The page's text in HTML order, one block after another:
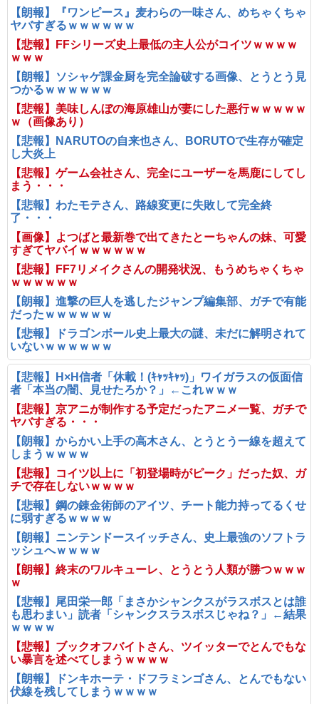
【朗報】『ワンピース』麦わらの一味さん、めちゃくちゃ
ヤバすぎるｗｗｗｗｗｗ
【悲報】FFシリーズ史上最低の主人公がコイツｗｗｗｗ
ｗｗｗ
【朗報】ソシャゲ課金厨を完全論破する画像、とうとう見
つかるｗｗｗｗｗｗ
【悲報】美味しんぼの海原雄山が妻にした悪行ｗｗｗｗｗ
ｗ（画像あり）
【悲報】NARUTOの自来也さん、BORUTOで生存が確定
し大炎上
【悲報】ゲーム会社さん、完全にユーザーを馬鹿にしてし
まう・・・
【悲報】わたモテさん、路線変更に失敗して完全終
了・・・
【画像】よつばと最新巻で出てきたとーちゃんの妹、可愛
すぎてヤバイｗｗｗｗｗｗ
【悲報】FF7リメイクさんの開発状況、もうめちゃくちゃ
ｗｗｗｗｗｗ
【朗報】進撃の巨人を逃したジャンプ編集部、ガチで有能
だったｗｗｗｗｗｗ
【悲報】ドラゴンボール史上最大の謎、未だに解明されて
いないｗｗｗｗｗｗ
【悲報】H×H信者「休載！(ｷｬｯｷｬｯ)」ワイガラスの仮面信
者「本当の闇、見せたろか？」←これｗｗｗ
【悲報】京アニが制作する予定だったアニメ一覧、ガチで
ヤバすぎる・・・
【朗報】からかい上手の高木さん、とうとう一線を超えて
しまうｗｗｗｗ
【悲報】コイツ以上に「初登場時がピーク」だった奴、ガ
チで存在しないｗｗｗｗ
【悲報】鋼の錬金術師のアイツ、チート能力持ってるくせ
に弱すぎるｗｗｗｗ
【朗報】ニンテンドースイッチさん、史上最強のソフトラ
ッシュへｗｗｗｗ
【朗報】終末のワルキューレ、とうとう人類が勝つｗｗｗ
ｗ
【悲報】尾田栄一郎「まさかシャンクスがラスボスとは誰
も思わまい」読者「シャンクスラスボスじゃね？」←結果
ｗｗｗｗ
【悲報】ブックオフバイトさん、ツイッターでとんでもな
い暴言を述べてしまうｗｗｗｗ
【朗報】ドンキホーテ・ドフラミンゴさん、とんでもない
伏線を残してしまうｗｗｗｗ